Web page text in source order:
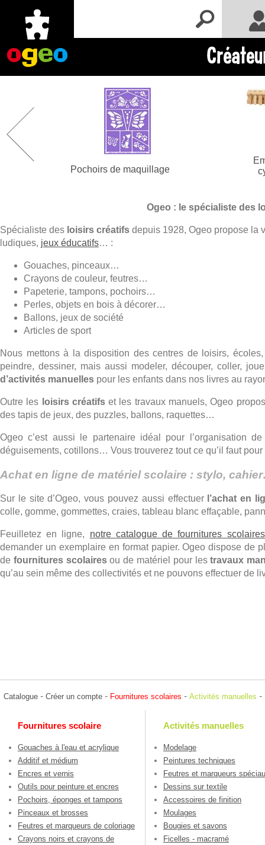
Me
Pochoirs de maquillage
Ogeo : le spécialiste des
Spécialiste des loisirs créatifs depuis 1928, Ogeo propose la
ludiques, jeux éducatifs… :
Gouaches, pinceaux…
Crayons de couleur, feutres…
Papeterie, tampons, pochoirs…
Perles, objets en bois à décorer…
Ballons, jeux de société
Articles de sport
Nous mettons à la disposition des centres de loisirs,
peindre, dessiner, mais aussi modeler, découper, coller,
d’activités manuelles pour les enfants dans nos livres au
Outre les loisirs créatifset les travaux manuels, Ogeo
des tapis de jeux, des puzzles, ballons, raquettes…
Ogeo c’est aussi le partenaire idéal pour l’organisation
déguisements, cotillons… Vous trouverez tout ce qu’il faut
Achat en ligne de matériel scolaire : stylo,
Sur le site d’Ogeo, vous pouvez aussi effectuer l’achat en
colle, gomme, gommettes, craies, tableau blanc effaçable,
Feuilletez en ligne, notre catalogue de fournitures
demander un exemplaire en format papier. Ogeo dispose de
de fournitures scolairesou de matériel pour lestravaux
qu’au sein même des collectivités et ne pouvons effectuer de
Catalogue - Créer un compte - Fournitures scolaires - Activités manuelles -
Fournitures scolaire
Gouaches à l'eau et acrylique
Additif et médium
Encres et vernis
Outils pour peinture et encres
Pochoirs, éponges et tampons
Pinceaux et brosses
Feutres et marqueurs de coloriage
Crayons noirs et crayons de
Activités manuelles
Modelage
Peintures techniques
Feutres et marqueurs
Dessins sur textile
Accessoires de finition
Moulages
Bougies et savons
Ficelles - macramé